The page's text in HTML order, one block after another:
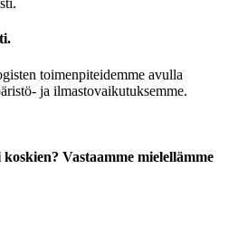
toimenpiteidemme avulla
ja ilmastovaikutuksemme.
Vastaamme mielellämme